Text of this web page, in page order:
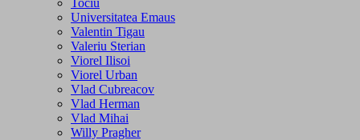
Universitatea Emaus
Valentin Tigau
Valeriu Sterian
Viorel Ilisoi
Viorel Urban
Vlad Cubreacov
Vlad Herman
Vlad Mihai
Willy Pragher